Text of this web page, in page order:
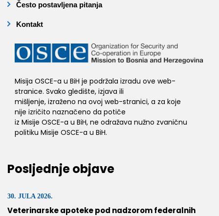
Često postavljena pitanja
Kontakt
Misija OSCE-a u BiH je podržala izradu ove web-
stranice. Svako gledište, izjava ili
mišljenje, izraženo na ovoj web-stranici, a za koje
nije izričito naznačeno da potiče
iz Misije OSCE-a u BiH, ne odražava nužno zvaničnu
politiku Misije OSCE-a u BiH.
Posljednje objave
30. JULA 2026.
Veterinarske apoteke pod nadzorom federalnih